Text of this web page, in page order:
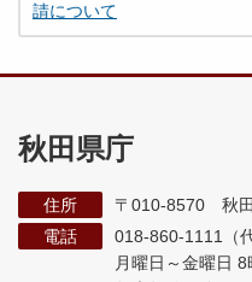
請について
秋田県庁
住所
〒010-8570 秋
電話
018-860-1111（代
月曜日～金曜日